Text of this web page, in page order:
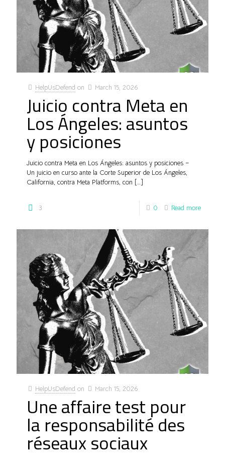
HelpUsDefend on March 15, 2026
Juicio contra Meta en
Los Ángeles: asuntos
y posiciones
Juicio contra Meta en Los Ángeles: asuntos y posiciones –
Un juicio en curso ante la Corte Superior de Los Ángeles,
California, contra Meta Platforms, con […]
3 0 Read more
HelpUsDefend on March 15, 2026
Une affaire test pour
la responsabilité des
réseaux sociaux